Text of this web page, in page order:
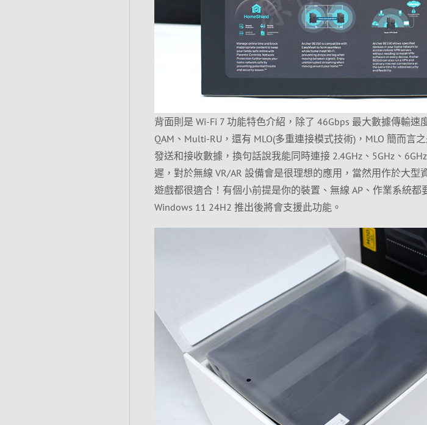
背面則是 Wi-Fi 7 功能特色介紹，除了 46Gbps 最大數據傳輸速
QAM、Multi-RU，還有 MLO(多重連接模式技術)，MLO 簡而言
發送和接收數據，換句話說我能同時連接 2.4GHz、5GHz、
遲，對於無線 VR/AR 設備會是很理想的應用，當然用作於大型
遊戲都很適合！有個小前提是你的裝置、無線 AP、作業系統都
Windows 11 24H2 推出後將會支援此功能。